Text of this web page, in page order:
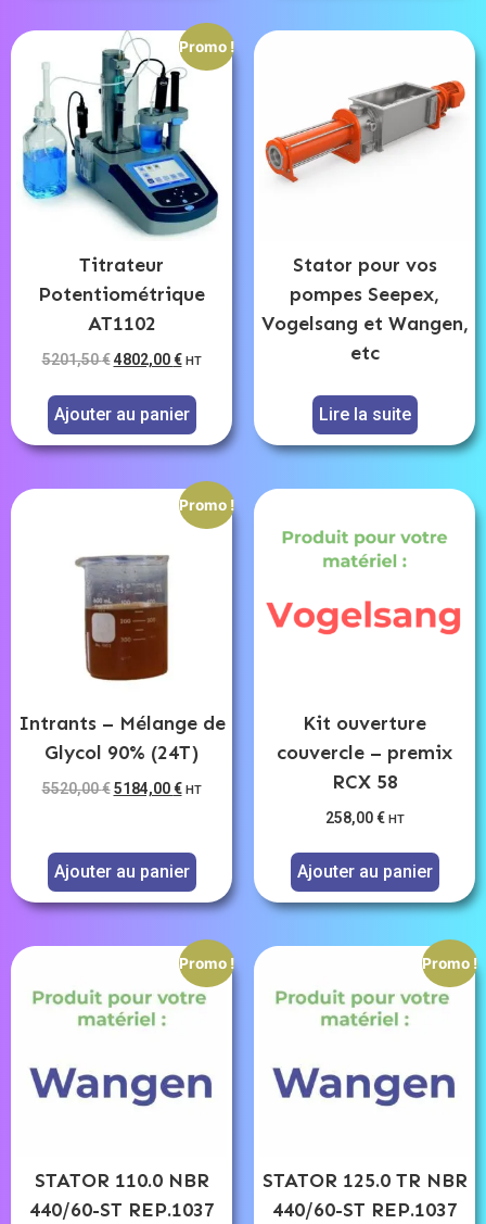
Promo !
Titrateur
Potentiométrique
AT1102
5201,50€ 4802,00€ HT
Ajouter au panier
Stator pour vos
pompes Seepex,
Vogelsang et Wangen,
etc
Lire la suite
Promo !
Intrants – Mélange de
Glycol 90% (24T)
5520,00€ 5184,00€ HT
Ajouter au panier
Kit ouverture
couvercle – premix
RCX 58
258,00€ HT
Ajouter au panier
Promo !
STATOR 110.0 NBR
440/60-ST REP.1037
Promo !
STATOR 125.0 TR NBR
440/60-ST REP.1037